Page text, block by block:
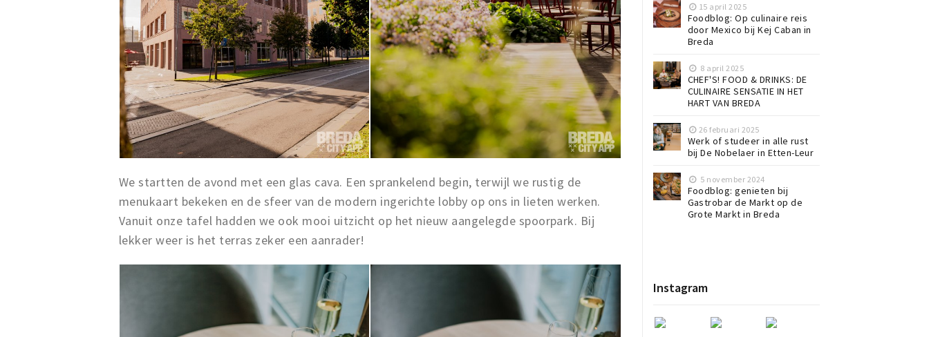
We startten de avond met een glas cava. Een sprankelend begin, terwijl we rustig de
menukaart bekeken en de sfeer van de modern ingerichte lobby op ons in lieten werken.
Vanuit onze tafel hadden we ook mooi uitzicht op het nieuw aangelegde spoorpark. Bij
lekker weer is het terras zeker een aanrader!
15 april 2025
Foodblog: Op culinaire reis
door Mexico bij Kej Caban in
Breda
8 april 2025
CHEF'S! FOOD & DRINKS: DE
CULINAIRE SENSATIE IN HET
HART VAN BREDA
26 februari 2025
Werk of studeer in alle rust
bij De Nobelaer in Etten-Leur
5 november 2024
Foodblog: genieten bij
Gastrobar de Markt op de
Grote Markt in Breda
Instagram